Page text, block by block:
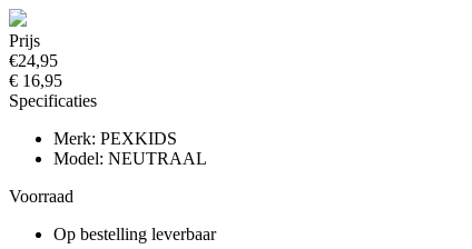
Prijs
€24,95
€ 16,95
Specificaties
Merk: PEXKIDS
Model: NEUTRAAL
Voorraad
Op bestelling leverbaar